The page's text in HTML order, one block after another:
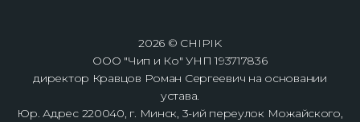
2026 © CHIPIK
ООО "Чип и Ко" УНП 193717836
директор Кравцов Роман Сергеевич на основании
устава.
Юр. Адрес 220040, г. Минск, 3-ий переулок Можайского,